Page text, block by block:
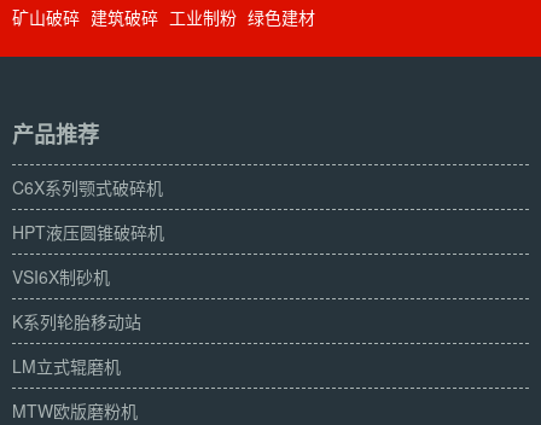
矿山破碎 建筑破碎 工业制粉 绿色建材
产品推荐
C6X系列颚式破碎机
HPT液压圆锥破碎机
VSI6X制砂机
K系列轮胎移动站
LM立式辊磨机
MTW欧版磨粉机